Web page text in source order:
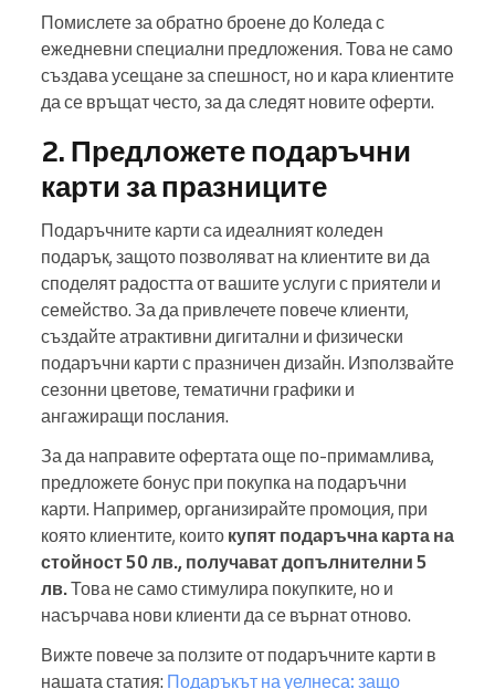
Помислете за обратно броене до Коледа с
ежедневни специални предложения. Това не само
създава усещане за спешност, но и кара клиентите
да се връщат често, за да следят новите оферти.
2. Предложете подаръчни
карти за празниците
Подаръчните карти са идеалният коледен
подарък, защото позволяват на клиентите ви да
споделят радостта от вашите услуги с приятели и
семейство. За да привлечете повече клиенти,
създайте атрактивни дигитални и физически
подаръчни карти с празничен дизайн. Използвайте
сезонни цветове, тематични графики и
ангажиращи послания.
За да направите офертата още по-примамлива,
предложете бонус при покупка на подаръчни
карти. Например, организирайте промоция, при
която клиентите, които купят подаръчна карта на
стойност 50 лв., получават допълнителни 5
лв.Това не само стимулира покупките, но и
насърчава нови клиенти да се върнат отново.
Вижте повече за ползите от подаръчните карти в
нашата статия: Подаръкът на уелнеса: защо